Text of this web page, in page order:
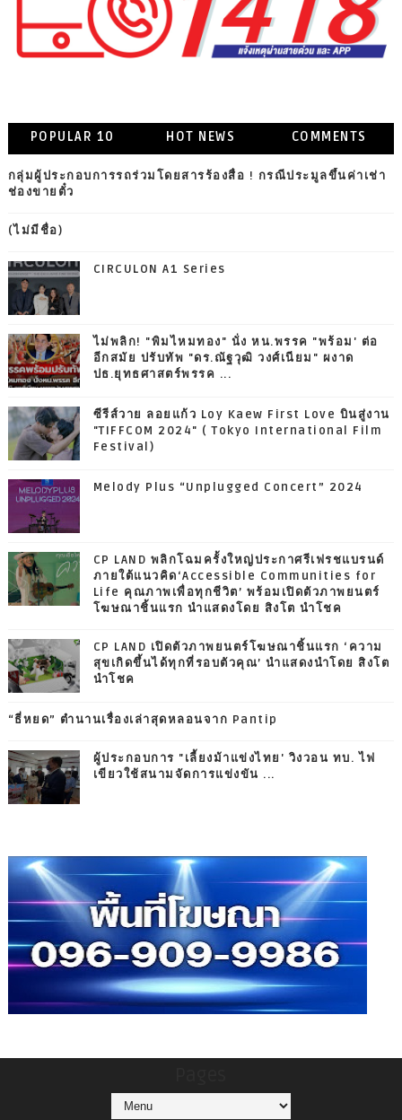
POPULAR 10 HOT NEWS COMMENTS
กลุ่มผู้ประกอบการรถร่วมโดยสารร้องสื่อ ! กรณีประมูลขึ้นค่าเช่า
ช่องขายตั๋ว
(ไม่มีชื่อ)
CIRCULON A1 Series
ไม่พลิก! "พิมไหมทอง" นั่ง หน.พรรค "พร้อม' ต่อ
อีกสมัย ปรับทัพ "ดร.ณัฐวุฒิ วงศ์เนียม" ผงาด
ปธ.ยุทธศาสตร์พรรค ...
ซีรีส์วาย ลอยแก้ว Loy Kaew First Love บินสู่งาน
"TIFFCOM 2024" ( Tokyo International Film
Festival)
Melody Plus “Unplugged Concert” 2024
CP LAND พลิกโฉมครั้งใหญ่ประกาศรีเฟรชแบรนด์
ภายใต้แนวคิด‘Accessible Communities for
Life คุณภาพเพื่อทุกชีวิต’ พร้อมเปิดตัวภาพยนตร์
โฆษณาชิ้นแรก นำแสดงโดย สิงโต นำโชค
CP LAND เปิดตัวภาพยนตร์โฆษณาชิ้นแรก ‘ความ
สุขเกิดขึ้นได้ทุกที่รอบตัวคุณ’ นำแสดงนำโดย สิงโต
นำโชค
“ธี่หยด” ตำนานเรื่องเล่าสุดหลอนจาก Pantip
ผู้ประกอบการ "เลี้ยงม้าแข่งไทย' วิงวอน ทบ. ไฟ
เขียวใช้สนามจัดการแข่งขัน ...